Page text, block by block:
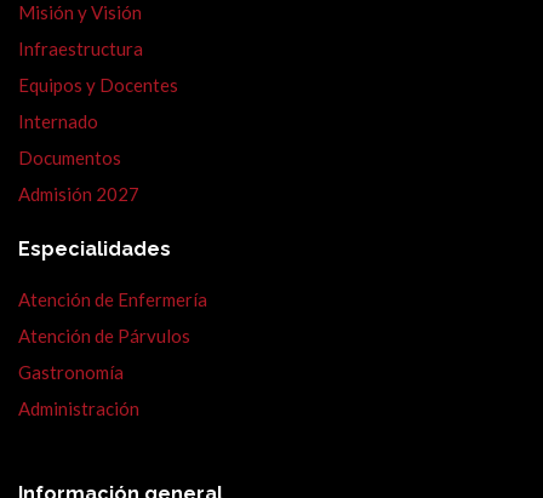
Misión y Visión
Infraestructura
Equipos y Docentes
Internado
Documentos
Admisión 2027
Especialidades
Atención de Enfermería
Atención de Párvulos
Gastronomía
Administración